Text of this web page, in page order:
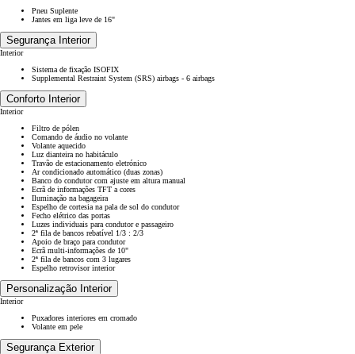
Pneu Suplente
Jantes em liga leve de 16"
Segurança Interior
Interior
Sistema de fixação ISOFIX
Supplemental Restraint System (SRS) airbags - 6 airbags
Conforto Interior
Interior
Filtro de pólen
Comando de áudio no volante
Volante aquecido
Luz dianteira no habitáculo
Travão de estacionamento eletrónico
Ar condicionado automático (duas zonas)
Banco do condutor com ajuste em altura manual
Ecrã de informações TFT a cores
Iluminação na bagageira
Espelho de cortesia na pala de sol do condutor
Fecho elétrico das portas
Luzes individuais para condutor e passageiro
2ª fila de bancos rebatível 1/3 : 2/3
Apoio de braço para condutor
Ecrã multi-informações de 10"
2ª fila de bancos com 3 lugares
Espelho retrovisor interior
Personalização Interior
Interior
Puxadores interiores em cromado
Volante em pele
Segurança Exterior